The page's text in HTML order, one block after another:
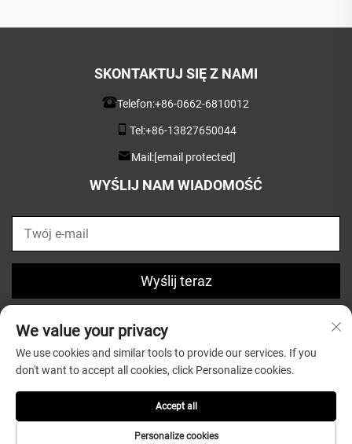
SKONTAKTUJ SIĘ Z NAMI
Telefon:+86-0662-6810012
Tel:+86-13827650044
Mail:[email protected]
WYŚLIJ NAM WIADOMOŚĆ
Wyślij teraz
Housewares Co.,Ltd. |
Polityka prywatności
We value your privacy
We use cookies and similar tools to provide our services. If you
don't want to accept all cookies, click Personalize cookies.
Personalize cookies
Accept all